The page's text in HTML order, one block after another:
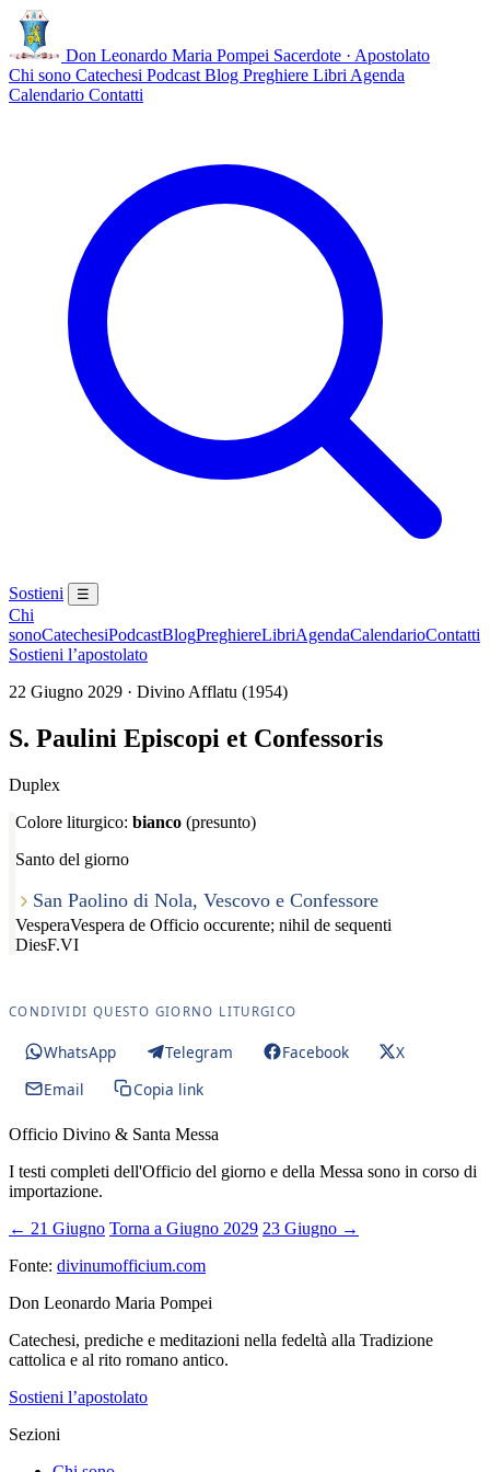
Don Leonardo Maria Pompei Sacerdote · Apostolato
Chi sono Catechesi Podcast Blog Preghiere Libri Agenda
Calendario Contatti
Sostieni ☰
Chi
sonoCatechesiPodcastBlogPreghiereLibriAgendaCalendarioContatti
Sostieni l’apostolato
22 Giugno 2029 · Divino Afflatu (1954)
S. Paulini Episcopi et Confessoris
Duplex
Colore liturgico: bianco (presunto)
Santo del giorno
San Paolino di Nola, Vescovo e Confessore
VesperaVespera de Officio occurente; nihil de sequenti
DiesF.VI
CONDIVIDI QUESTO GIORNO LITURGICO
WhatsApp Telegram Facebook
X
Email
Copia link
Officio Divino & Santa Messa
I testi completi dell'Officio del giorno e della Messa sono in corso di
importazione.
← 21 Giugno Torna a Giugno 2029 23 Giugno →
Fonte: divinumofficium.com
Don Leonardo Maria Pompei
Catechesi, prediche e meditazioni nella fedeltà alla Tradizione
cattolica e al rito romano antico.
Sostieni l’apostolato
Sezioni